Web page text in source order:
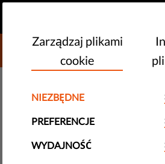
DONATE TO
NOWE TECHNOLOGIE I PRAWA CZŁOWIEKA
​Vote4Values: Grupy
Parlamencie
Zarządzaj plikami
cookie
NIEZBĘDNE
PREFERENCJE
WYDAJNOŚĆ